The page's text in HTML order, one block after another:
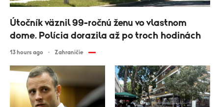
Útočník väznil 99-ročnú ženu vo vlastnom
dome. Polícia dorazila až po troch hodinách
13 hours ago Zahraničie